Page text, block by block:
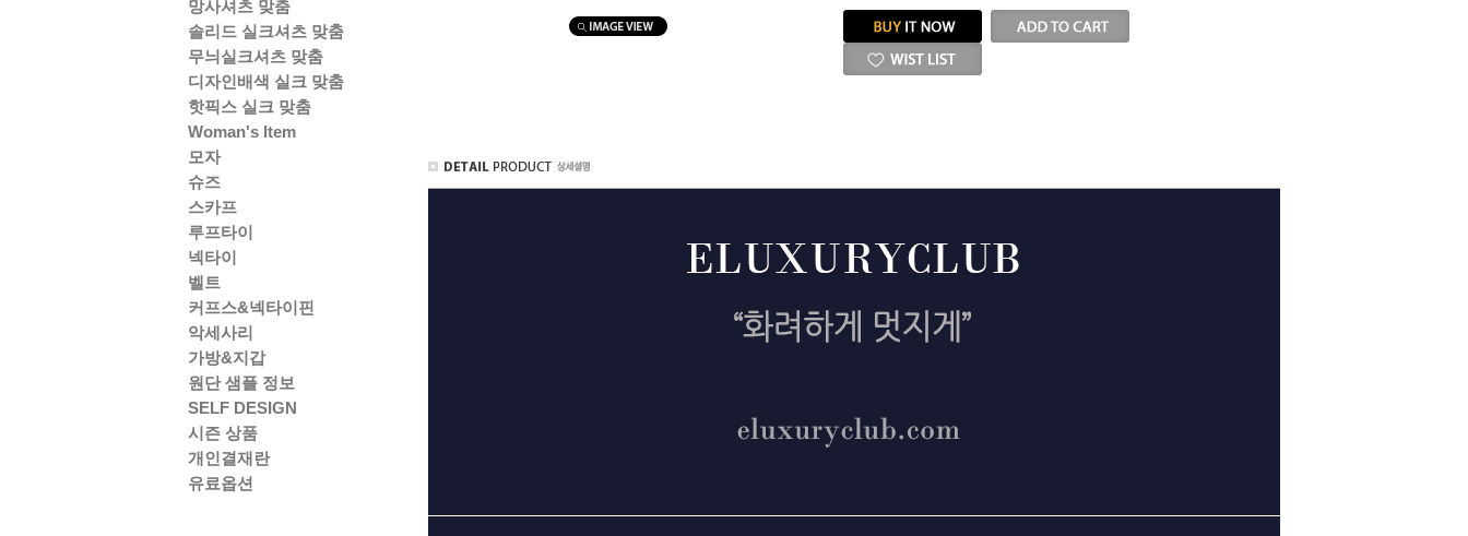
망사셔츠 맞춤
솔리드 실크셔츠 맞춤
무늬실크셔츠 맞춤
디자인배색 실크 맞춤
핫픽스 실크 맞춤
Woman's Item
모자
슈즈
스카프
루프타이
넥타이
벨트
커프스&넥타이핀
악세사리
가방&지갑
원단 샘플 정보
SELF DESIGN
시즌 상품
개인결재란
유료옵션